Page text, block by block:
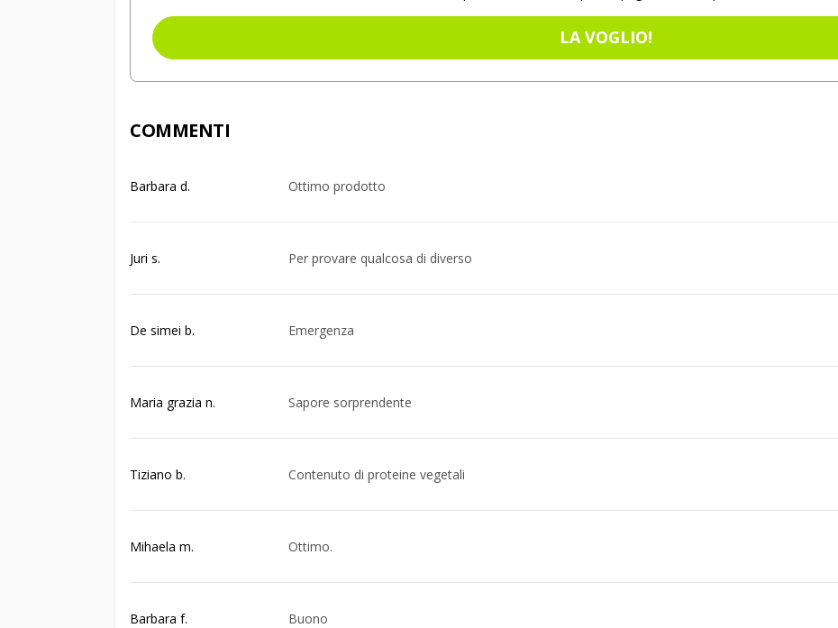
LA VOGLIO!
COMMENTI
Barbara d. Ottimo prodotto
Juri s. Per provare qualcosa di diverso
De simei b. Emergenza
Maria grazia n. Sapore sorprendente
Tiziano b. Contenuto di proteine vegetali
Mihaela m. Ottimo.
Barbara f. Buono